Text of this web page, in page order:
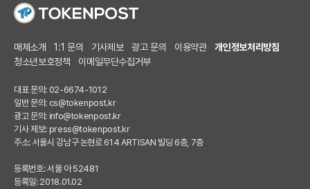
매체소개 1:1 문의 기사제보 광고 문의 이용약관
개인정보처리방침
청소년보호정책
이메일무단수집거부
대표 문의: 02-6674-1012
일반 문의: cs@tokenpost.kr
광고 문의: info@tokenpost.kr
기사 제보: press@tokenpost.kr
주소: 서울시 강남구 논현로 614 ARTISAN 빌딩 6층, 7층
등록번호: 서울 아 52481
등록일: 2018.01.02